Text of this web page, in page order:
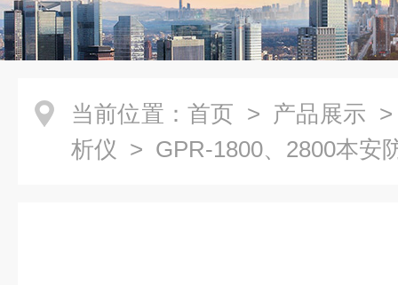
当前位置： 首页 > 产品展示
析仪 > GPR-1800、2800本安